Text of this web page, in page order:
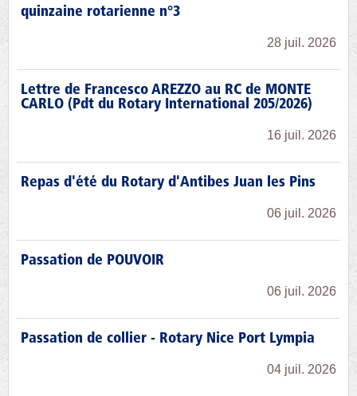
quinzaine rotarienne n°3
28 juil. 2026
Lettre de Francesco AREZZO au RC de MONTE
CARLO (Pdt du Rotary International 205/2026)
16 juil. 2026
Repas d'été du Rotary d'Antibes Juan les Pins
06 juil. 2026
Passation de POUVOIR
06 juil. 2026
Passation de collier - Rotary Nice Port Lympia
04 juil. 2026